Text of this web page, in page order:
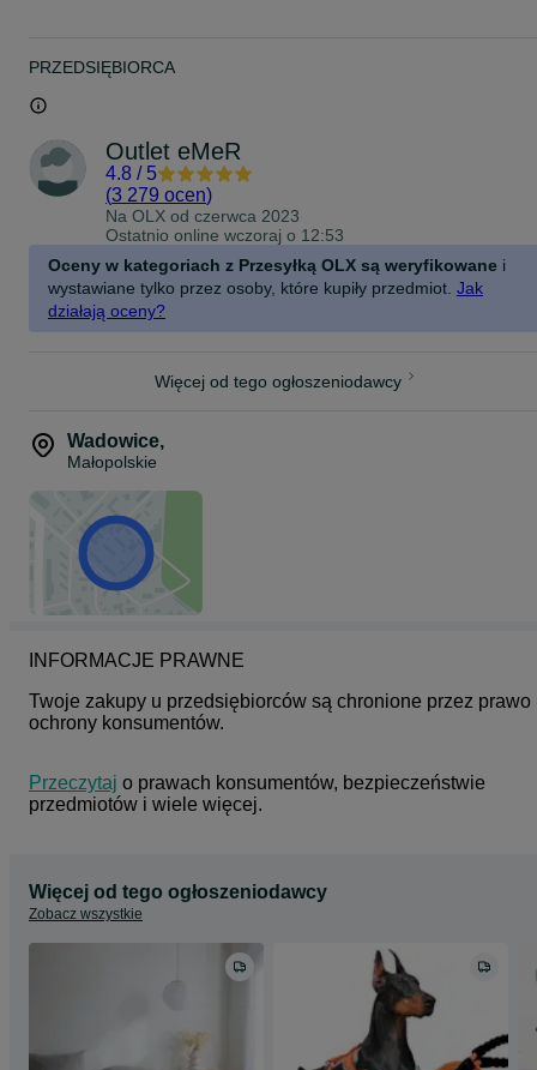
KOD: 1166
PRZEDSIĘBIORCA
Outlet eMeR
4.8 / 5
(3 279 ocen)
Na OLX od czerwca 2023
Ostatnio online wczoraj o 12:53
Oceny w kategoriach z Przesyłką OLX są weryfikowane i
wystawiane tylko przez osoby, które kupiły przedmiot. Jak
działają oceny?
Więcej od tego ogłoszeniodawcy
Wadowice,
Małopolskie
INFORMACJE PRAWNE
Twoje zakupy u przedsiębiorców są chronione przez prawo
ochrony konsumentów.
Przeczytaj o prawach konsumentów, bezpieczeństwie
przedmiotów i wiele więcej.
Więcej od tego ogłoszeniodawcy
Zobacz wszystkie